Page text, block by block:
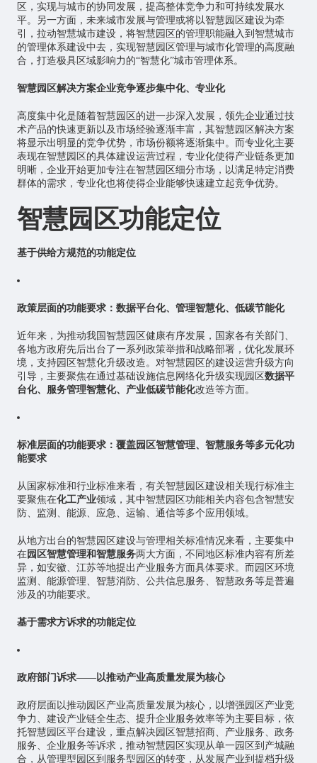
区，实现与城市的协同发展，提高整体竞争力和可持续发展水
平。另一方面，未来城市发展与管理或将以智慧园区建设为牵
引，拉动智慧城市建设，将智慧园区的管理职能融入到智慧城市
的管理体系建设中去，实现智慧园区管理与城市化管理的高度融
合，打造极具区域影响力的“智慧化”城市管理体系。
智慧园区解决方案企业竞争逐步集中化、专业化
高度集中化是随着智慧园区的进一步深入发展，领先企业通过技
术产品的快速更新以及市场经验逐渐丰富，其智慧园区解决方案
将显示出明显的竞争优势，市场份额将逐渐集中。而专业化主要
表现在智慧园区的具体建设运营过程，专业化使得产业链条更加
明晰，企业开始更加专注在智慧园区细分市场，以满足特定消费
群体的需求，专业化也将使得企业能够快速建立起竞争优势。
智慧园区功能定位
基于供给方规范的功能定位
政策层面的功能要求：数据平台化、管理智慧化、低碳节能化
近年来，为推动我国智慧园区健康有序发展，国家各有关部门、
各地方政府先后出台了一系列政策举措和战略部署，优化发展环
境，支持园区智慧化升级改造。对智慧园区的建设运营升级方向
引导，主要聚焦在通过基础设施信息网络化升级实现园区数据平
台化、服务管理智慧化、产业低碳节能化改造等方面。
标准层面的功能要求：覆盖园区智慧管理、智慧服务等多元化功
能要求
从国家标准和行业标准来看，有关智慧园区建设相关现行标准主
要聚焦在化工产业领域，其中智慧园区功能相关内容包含智慧安
防、监测、能源、应急、运输、通信等多个应用领域。
从地方出台的智慧园区建设与管理相关标准情况来看，主要集中
在园区智慧管理和智慧服务两大方面，不同地区标准内容有所差
异，如安徽、江苏等地提出产业服务方面具体要求。而园区环境
监测、能源管理、智慧消防、公共信息服务、智慧政务等是普遍
涉及的功能要求。
基于需求方诉求的功能定位
政府部门诉求——以推动产业高质量发展为核心
政府层面以推动园区产业高质量发展为核心，以增强园区产业竞
争力、建设产业链全生态、提升企业服务效率等为主要目标，依
托智慧园区平台建设，重点解决园区智慧招商、产业服务、政务
服务、企业服务等诉求，推动智慧园区实现从单一园区到产城融
合，从管理型园区到服务型园区的转变，从发展产业到提档升级